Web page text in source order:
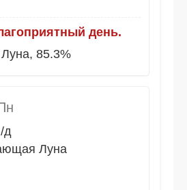
день.
85.3%
д
Луна